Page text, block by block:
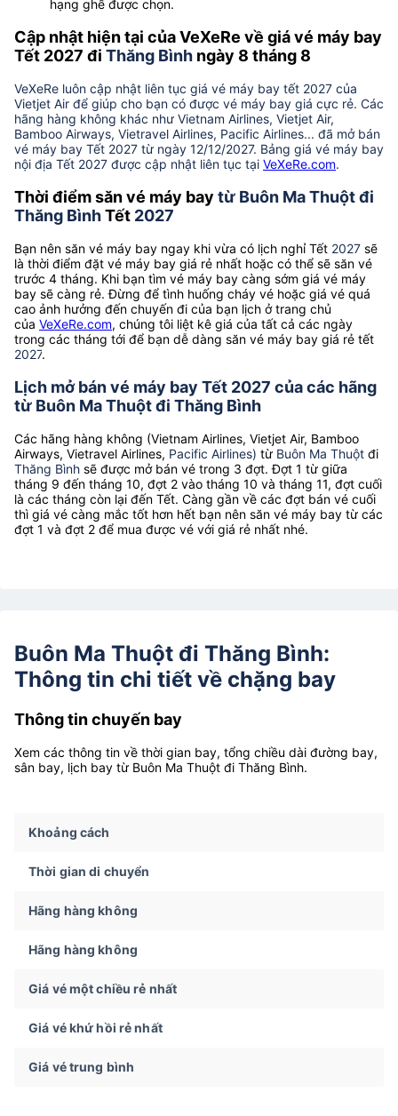
hạng ghế được chọn.
Cập nhật hiện tại của VeXeRe về giá vé máy bay
Tết 2027 đi Thăng Bình ngày 8 tháng 8
VeXeRe luôn cập nhật liên tục giá vé máy bay tết 2027 của
Vietjet Air để giúp cho bạn có được vé máy bay giá cực rẻ. Các
hãng hàng không khác như Vietnam Airlines, Vietjet Air,
Bamboo Airways, Vietravel Airlines, Pacific Airlines... đã mở bán
vé máy bay Tết 2027 từ ngày 12/12/2027. Bảng giá vé máy bay
nội địa Tết 2027 được cập nhật liên tục tại VeXeRe.com.
Thời điểm săn vé máy bay từ Buôn Ma Thuột đi
Thăng BìnhTết 2027
Bạn nên săn vé máy bay ngay khi vừa có lịch nghỉ Tết 2027 sẽ
là thời điểm đặt vé máy bay giá rẻ nhất hoặc có thể sẽ săn vé
trước 4 tháng. Khi bạn tìm vé máy bay càng sớm giá vé máy
bay sẽ càng rẻ. Đừng để tình huống cháy vé hoặc giá vé quá
cao ảnh hưởng đến chuyến đi của bạn lịch ở trang chủ
của VeXeRe.com, chúng tôi liệt kê giá của tất cả các ngày
trong các tháng tới để bạn dễ dàng săn vé máy bay giá rẻ tết
2027.
Lịch mở bán vé máy bay Tết 2027 của các hãng
từ Buôn Ma Thuột đi Thăng Bình
Các hãng hàng không (Vietnam Airlines, Vietjet Air, Bamboo
Airways, Vietravel Airlines, Pacific Airlines) từ Buôn Ma Thuột đi
Thăng Bình sẽ được mở bán vé trong 3 đợt. Đợt 1 từ giữa
tháng 9 đến tháng 10, đợt 2 vào tháng 10 và tháng 11, đợt cuối
là các tháng còn lại đến Tết. Càng gần về các đợt bán vé cuối
thì giá vé càng mắc tốt hơn hết bạn nên săn vé máy bay từ các
đợt 1 và đợt 2 để mua được vé với giá rẻ nhất nhé.
Buôn Ma Thuột đi Thăng Bình:
Thông tin chi tiết về chặng bay
Thông tin chuyến bay
Xem các thông tin về thời gian bay, tổng chiều dài đường bay,
sân bay, lịch bay từ Buôn Ma Thuột đi Thăng Bình.
Khoảng cách
Thời gian di chuyển
Hãng hàng không
Hãng hàng không
Giá vé một chiều rẻ nhất
Giá vé khứ hồi rẻ nhất
Giá vé trung bình